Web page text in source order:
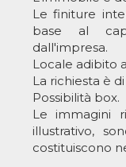
Le finiture
base al
dall'impresa.
Locale adibito
La richiesta è
Possibilità box.
Le immagini
illustrativo,
costituiscono